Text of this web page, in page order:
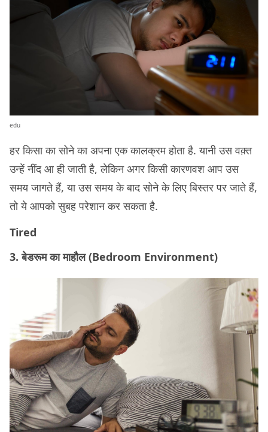
edu
हर किसा का सोने का अपना एक कालक्रम होता है. यानी उस वक़्त
उन्हें नींद आ ही जाती है, लेकिन अगर किसी कारणवश आप उस
समय जागते हैं, या उस समय के बाद सोने के लिए बिस्तर पर जाते हैं,
तो ये आपको सुबह परेशान कर सकता है.
Tired
3. बेडरूम का माहौल (Bedroom Environment)